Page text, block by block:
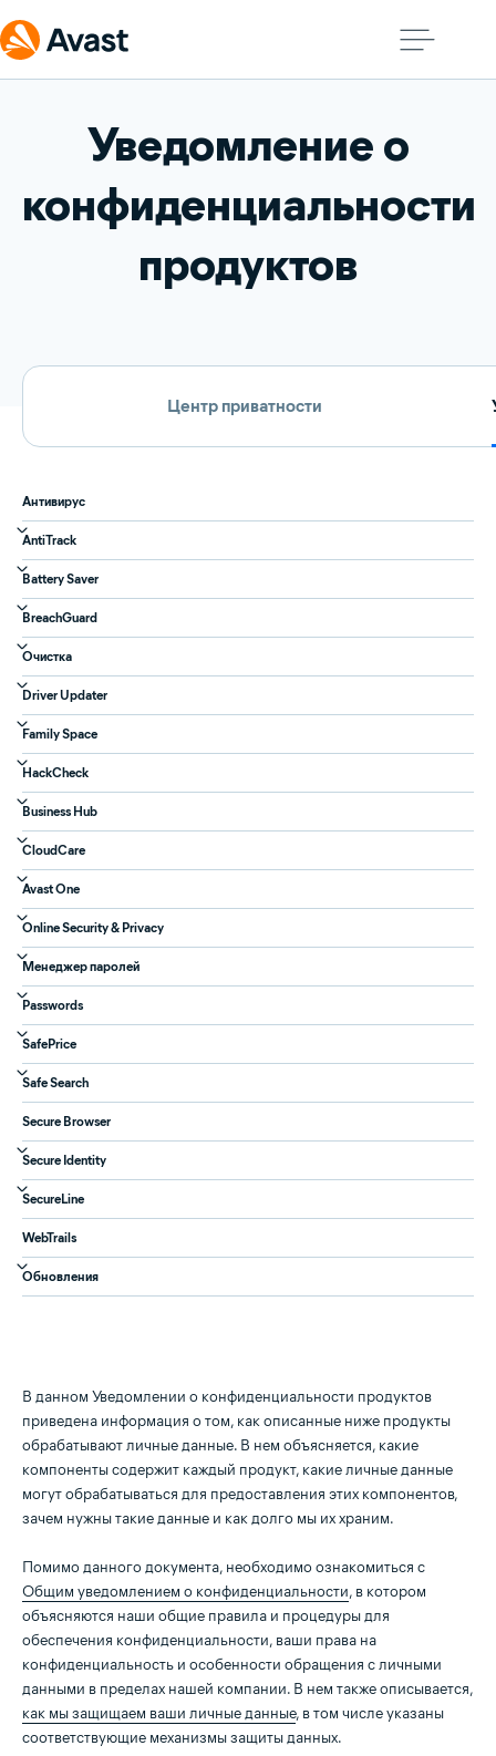
Уведомление о
конфиденциальности
продуктов
Центр приватности
Антивирус
AntiTrack
Battery Saver
BreachGuard
Очистка
Driver Updater
Family Space
HackCheck
Business Hub
CloudCare
Avast One
Online Security & Privacy
Менеджер паролей
Passwords
SafePrice
Safe Search
Secure Browser
Secure Identity
SecureLine
WebTrails
Обновления
В данном Уведомлении о конфиденциальности продуктов
приведена информация о том, как описанные ниже продукты
обрабатывают личные данные. В нем объясняется, какие
компоненты содержит каждый продукт, какие личные данные
могут обрабатываться для предоставления этих компонентов,
зачем нужны такие данные и как долго мы их храним.
Помимо данного документа, необходимо ознакомиться с
Общим уведомлением о конфиденциальности, в котором
объясняются наши общие правила и процедуры для
обеспечения конфиденциальности, ваши права на
конфиденциальность и особенности обращения с личными
данными в пределах нашей компании. В нем также описывается,
как мы защищаем ваши личные данные, в том числе указаны
соответствующие механизмы защиты данных.